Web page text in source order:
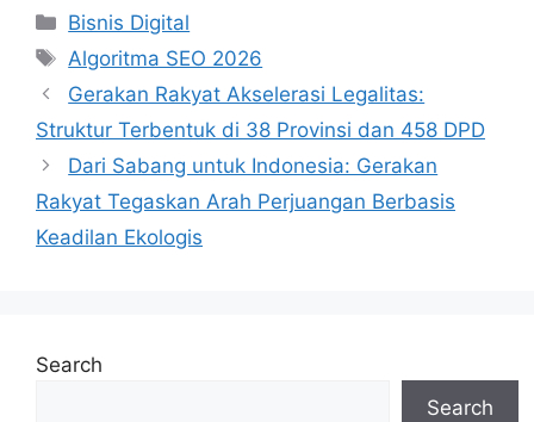
Categories
Bisnis Digital
Tags
Algoritma SEO 2026
Gerakan Rakyat Akselerasi Legalitas:
Struktur Terbentuk di 38 Provinsi dan 458 DPD
Dari Sabang untuk Indonesia: Gerakan
Rakyat Tegaskan Arah Perjuangan Berbasis
Keadilan Ekologis
Search
Search